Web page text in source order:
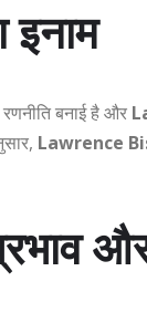
बनाई है और
Lawrence